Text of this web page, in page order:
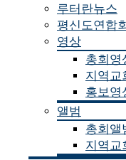
루터란뉴스
평신도연합
영상
총회영
지역교
홍보영
앨범
총회앨
지역교